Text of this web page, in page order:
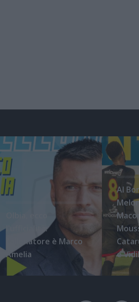
l'ufficialità:
l'allenatore è Marco
Amelia
Al
e